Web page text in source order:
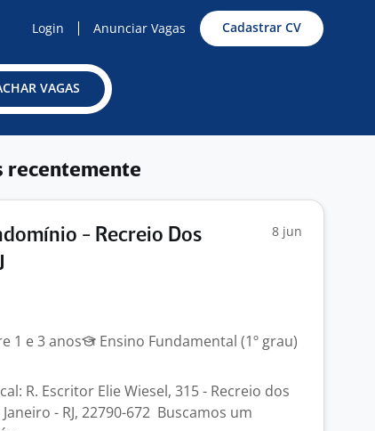
Login Anunciar Vagas Cadastrar CV
VAGAS
recentemente
- Recreio Dos
8 jun
1 e 3 anos
Ensino Fundamental (1º grau)
R. Escritor Elie Wiesel, 315 - Recreio dos
- RJ, 22790-672 Buscamos um